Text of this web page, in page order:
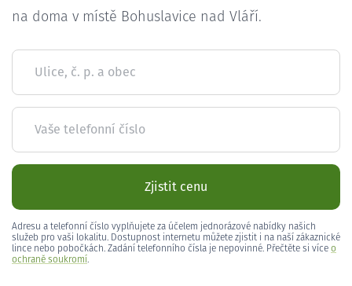
na doma v místě Bohuslavice nad Vláří.
Ulice, č. p. a obec
Vaše telefonní číslo
Zjistit cenu
Adresu a telefonní číslo vyplňujete za účelem jednorázové nabídky našich
služeb pro vaši lokalitu. Dostupnost internetu můžete zjistit i na naší zákaznické
lince nebo pobočkách. Zadání telefonního čísla je nepovinné. Přečtěte si více o
ochraně soukromí.